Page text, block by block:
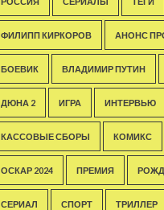
ФИЛИПП КИРКОРОВ АНОНС
БОЕВИК ВЛАДИМИР ПУТИН
ДЮНА 2 ИГРА ИНТЕРВЬЮ
КАССОВЫЕ СБОРЫ КОМИКС
ОСКАР 2024 ПРЕМИЯ
СЕРИАЛ СПОРТ ТРИЛЛЕР